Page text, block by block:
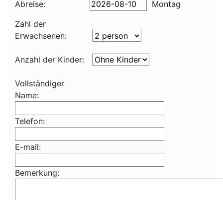
Abreise:
Montag
Zahl der
Erwachsenen:
Anzahl der Kinder:
Vollständiger
Name:
Telefon:
E-mail:
Bemerkung: